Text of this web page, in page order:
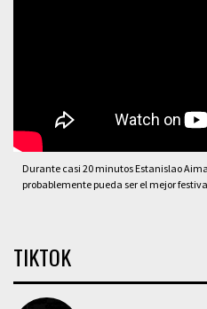
Durante casi 20 minutos Estanislao
probablemente pueda ser el mejor
TIKTOK